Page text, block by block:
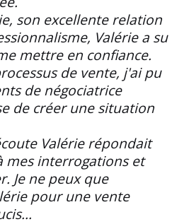
son excellente relation
Valérie a su
mettre en confiance.
de vente, j'ai pu
de négociatrice
de créer une situation
Valérie répondait
mes interrogations et
Je ne peux que
pour une vente